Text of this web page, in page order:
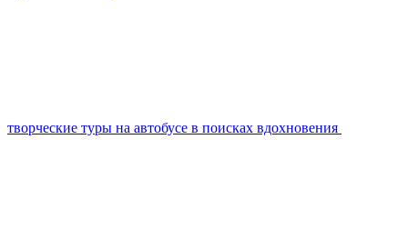
творческие туры на автобусе в поисках вдохновения